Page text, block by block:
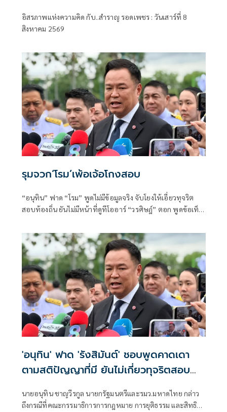
อิสรภาพแห่งความคิด กับ..สำราญ รอด
อิสรภาพแห่งความคิด กับ..สำราญ รอดเพชร : วันเสาร์ที่ 8
สิงหาคม 2569
รุมจวก‘โรม’เพ้อเจ้อโกงสอบ
“อนุทิน” ฟาด “โรม” พูดไม่มีข้อมูลจริง จับโยงให้เอี่ยวทุจริต
สอบท้องถิ่น ยันไม่มีหน้าที่ดูทีโออาร์ “วรศิษฎ์” ตอก พูดข้อเท็จ
'อนุทิน' ฟาด 'รังสิมันต์' ชอบพูดคาดเดา
ตามสติปัญญาที่มี ยันไม่เกี่ยวทุจริตสอบ
นายอนุทิน ชาญวีรกูล นายกรัฐมนตรีและรมว.มหาดไทย กล่าว
ถึงกรณีที่คณะกรรมาธิการการกฎหมาย การยุติธรรม และสิทธิ